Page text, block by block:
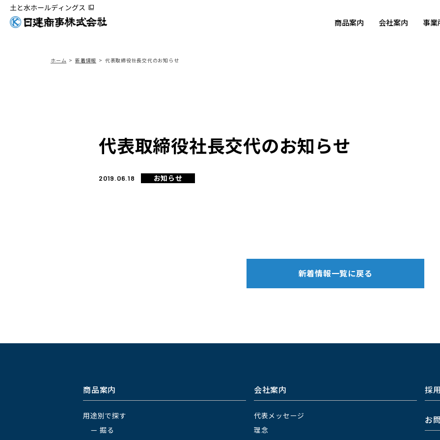
商品案内 会社案内 事業
ホーム 新着情報 代表取締役社長交代のお知らせ
代表取締役社長交代のお知らせ
2019.06.18 お知らせ
新着情報一覧に戻る
商品案内
用途別で探す
掘る
会社案内
代表メッセージ
理念
採
お